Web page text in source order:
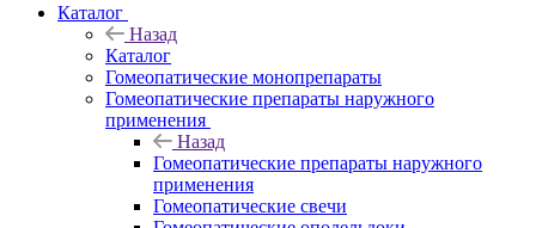
Каталог
Назад
Каталог
Гомеопатические монопрепараты
Гомеопатические препараты наружного
применения
Назад
Гомеопатические препараты наружного
применения
Гомеопатические свечи